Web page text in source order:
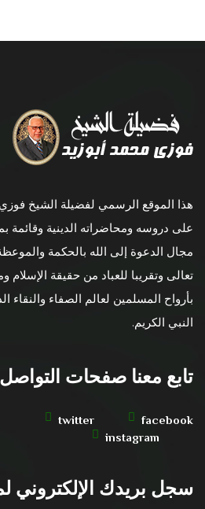
هذا الموقع الرسمي لفضيلة الشيخ
على دروسه ومحاضراته الدينية وقائمة
مجال الدعوة إلى الله بالحكمة
تعالى وتقريبا للعباد من حقيقة
بأرواح المسلمين لعالم الصفاء والنقاء
النبي الكريم.
تابع معنا صفحات
facebook
twitter
instagram
سجل بريدك الإلكتروني